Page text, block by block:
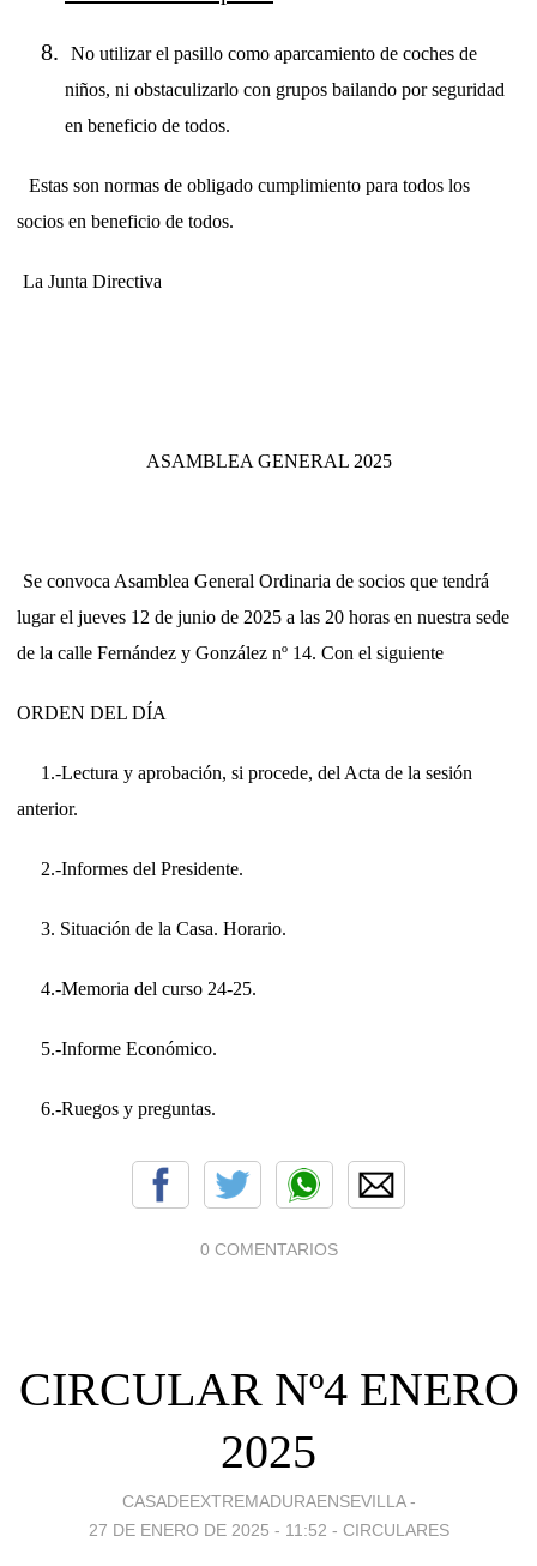
No utilizar el pasillo como aparcamiento de coches de
niños, ni obstaculizarlo con grupos bailando por seguridad
en beneficio de todos.
Estas son normas de obligado cumplimiento para todos los
socios en beneficio de todos.
La Junta Directiva
ASAMBLEA GENERAL 2025
Se convoca Asamblea General Ordinaria de socios que tendrá
lugar el jueves 12 de junio de 2025 a las 20 horas en nuestra sede
de la calle Fernández y González nº 14. Con el siguiente
ORDEN DEL DÍA
1.-Lectura y aprobación, si procede, del Acta de la sesión
anterior.
2.-Informes del Presidente.
3. Situación de la Casa. Horario.
4.-Memoria del curso 24-25.
5.-Informe Económico.
6.-Ruegos y preguntas.
0 COMENTARIOS
CIRCULAR Nº4 ENERO
2025
CASADEEXTREMADURAENSEVILLA -
27 DE ENERO DE 2025 - 11:52 - CIRCULARES